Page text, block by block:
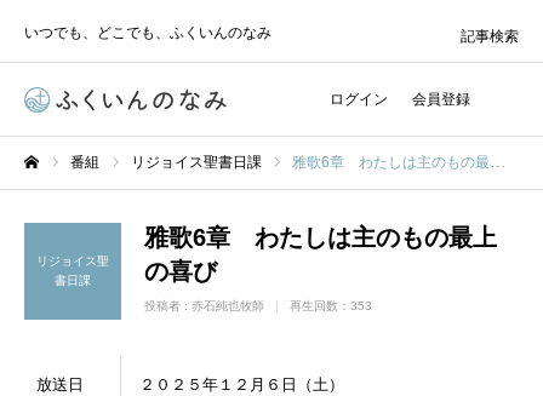
いつでも、どこでも、ふくいんのなみ
ログイン 会員登録
記事検索
番組 リジョイス聖書日課 雅歌6章 わたしは主のもの最上の喜び
リジョイス聖
書日課
雅歌6章 わたしは主のもの最上
の喜び
投稿者 : 赤石純也牧師 再生回数：353
放送日 ２０２５年１２月６日（土）